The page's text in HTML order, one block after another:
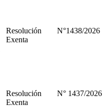
Resolución
Exenta
N°1438/2026
Resolución
Exenta
N° 1437/2026